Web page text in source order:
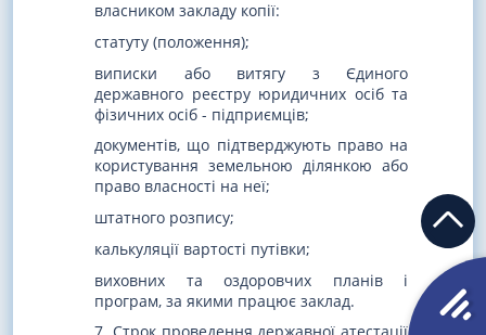
власником закладу копії:
статуту (положення);
виписки або витягу з Єдиного
державного реєстру юридичних осіб та
фізичних осіб - підприємців;
документів, що підтверджують право на
користування земельною ділянкою або
право власності на неї;
штатного розпису;
калькуляції вартості путівки;
виховних та оздоровчих планів і
програм, за якими працює заклад.